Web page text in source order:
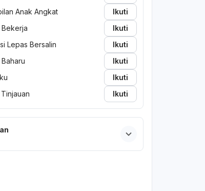
Anak Angkat
Ikuti
Ikuti
Lepas Bersalin
Ikuti
Ikuti
Ikuti
Ikuti